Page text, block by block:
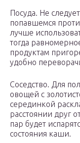
Посуда. Не
попавшемся
лучше
тогда
продуктам
удобно
Соседство. Для
овощей с
серединкой
расстоянии друг
пар будет
состояния каши.